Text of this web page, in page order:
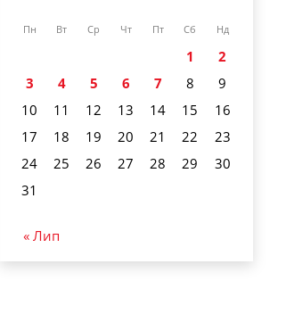
Пн Вт Ср Чт Пт Сб Нд
1
2
3
4 5 6 7 8
9
10
11 12 13 14 15
16
17
18 19 20 21 22
23
24
25 26 27 28 29
30
31
« Лип